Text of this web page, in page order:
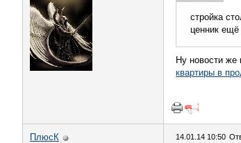
стройка
ценник
Ну новости же
квартиры в
ПлюсК 14.01.14 10:50